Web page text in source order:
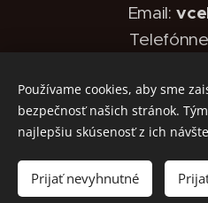
Email:
Vytvorené službou
Slovenčina
Používame cookies, aby sme
bezpečnosť našich stránok.
najlepšiu skúsenosť z ich
Prijať nevyhnutné